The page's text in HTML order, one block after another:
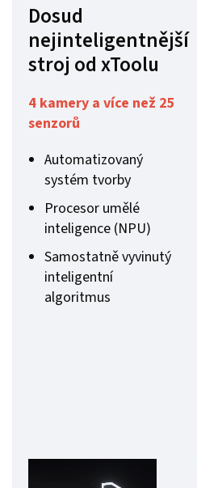
Dosud
nejinteligentnější
stroj od xToolu
4 kamery a více než 25
senzorů
Automatizovaný
systém tvorby
Procesor umělé
inteligence (NPU)
Samostatně vyvinutý
inteligentní
algoritmus